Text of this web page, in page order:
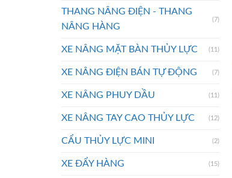
THANG NÂNG ĐIỆN - THANG
NÂNG HÀNG
(7)
XE NÂNG MẶT BÀN THỦY LỰC (11)
XE NÂNG ĐIỆN BÁN TỰ ĐỘNG (7)
XE NÂNG PHUY DẦU (11)
XE NÂNG TAY CAO THỦY LỰC (12)
CẨU THỦY LỰC MINI (2)
XE ĐẨY HÀNG (15)